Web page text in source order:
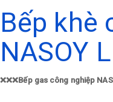
Bếp khè
NASOY
❌❌❌Bếp gas công nghiệp